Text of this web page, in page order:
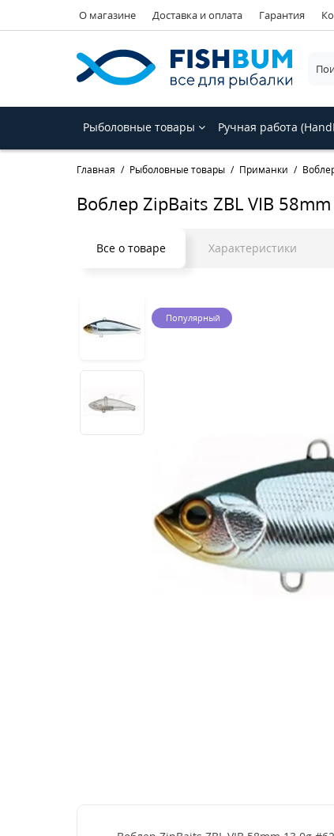
О магазине Доставка и оплата Гарантия
Рыболовные товары Ручная работа
Главная Рыболовные товары Приманки
Воблер ZipBaits ZBL VIB
Все о товаре Характеристики
Популярный